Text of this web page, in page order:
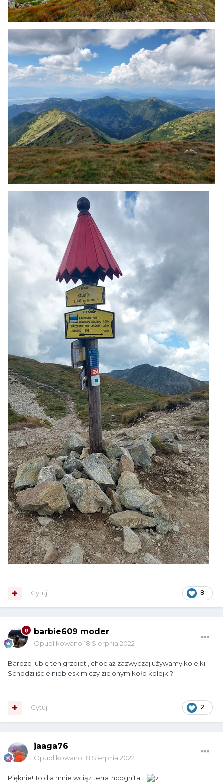
8
Cytuj
barbie609 moder
Opublikowano 18 Sierpnia 2022
Bardzo lubię ten grzbiet , chociaż zazwyczaj używamy kolejki.
Schodziliście niebieskim czy zielonym koło kolejki?
2
Cytuj
jaaga76
Opublikowano 18 Sierpnia 2022
Pięknie! To dla mnie wciąż terra incognita...